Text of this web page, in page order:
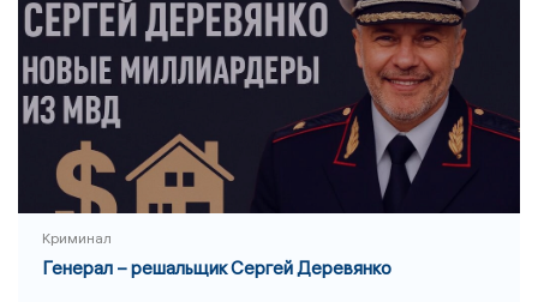
Криминал
Генерал – решальщик Сергей Деревянко